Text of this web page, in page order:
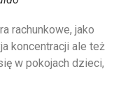
rachunkowe, jako
koncentracji ale też
w pokojach dzieci,